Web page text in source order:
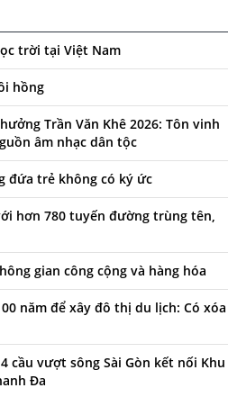
trời tại Việt Nam
hồng
Trần Văn Khê 2026: Tôn vinh
âm nhạc dân tộc
đứa trẻ không có ký ức
hơn 780 tuyến đường trùng tên,
gian công cộng và hàng hóa
năm để xây đô thị du lịch: Có xóa
cầu vượt sông Sài Gòn kết nối Khu
Đa